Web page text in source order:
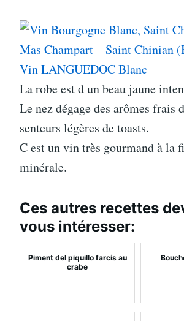
Mas Champart – Saint Chinian
Vin LANGUEDOC Blanc
La robe est d un beau jaune
Le nez dégage des arômes frais
senteurs légères de toasts.
C est un vin très gourmand à la
minérale.
Ces autres recettes
vous intéresser:
Piment del piquillo farcis au
crabe